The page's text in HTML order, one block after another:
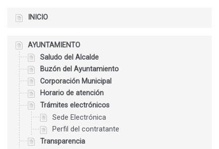
INICIO
AYUNTAMIENTO
Saludo del Alcalde
Buzón del Ayuntamiento
Corporación Municipal
Horario de atención
Trámites electrónicos
Sede Electrónica
Perfil del contratante
Transparencia